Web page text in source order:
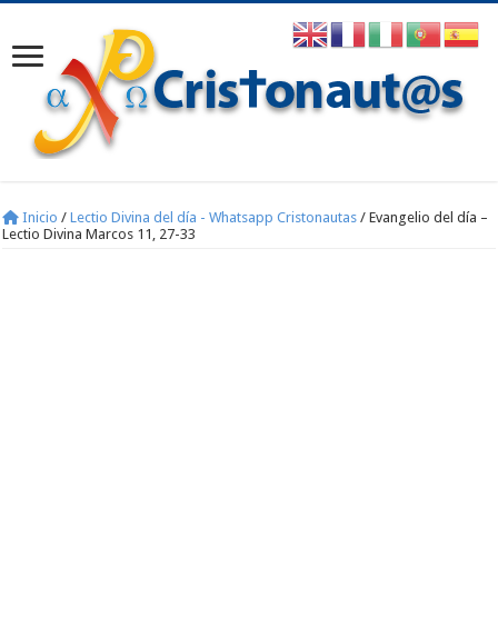
Inicio / Lectio Divina del día - Whatsapp Cristonautas / Evangelio del día –
Lectio Divina Marcos 11, 27-33